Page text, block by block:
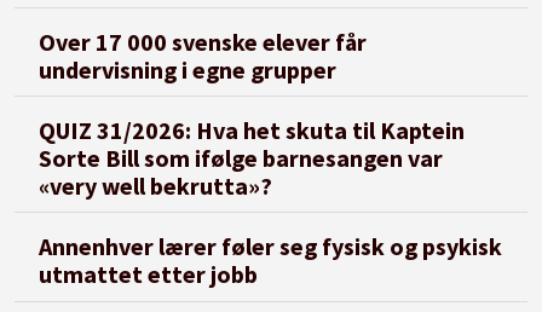
Over 17 000 svenske elever får
undervisning i egne grupper
QUIZ 31/2026: Hva het skuta til Kaptein
Sorte Bill som ifølge barnesangen var
«very well bekrutta»?
Annenhver lærer føler seg fysisk og psykisk
utmattet etter jobb